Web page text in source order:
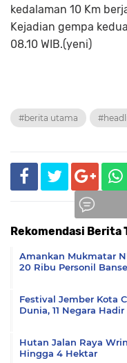
kedalaman 10 Km
Kejadian gempa
08.10 WIB.(yeni)
#berita utama
Rekomendasi Berita
Amankan Mukmatar
20 Ribu Personil
Festival Jember Kota
Dunia, 11 Negara Hadir
Hutan Jalan Raya
Hingga 4 Hektar